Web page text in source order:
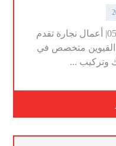
نجار في ام القيوين |0545681606| أعمال نجارة تقدم
القيوين متخصص في
وتركيب ...